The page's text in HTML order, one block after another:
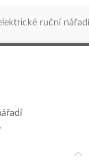
ruční nářadí